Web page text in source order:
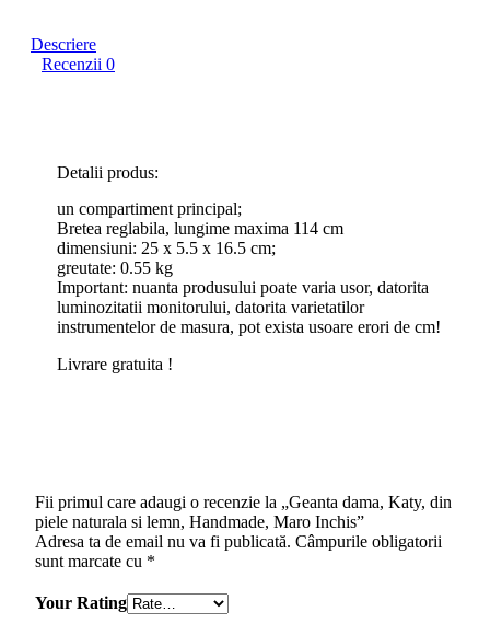
Descriere
Recenzii 0
Detalii produs:
un compartiment principal;
Bretea reglabila, lungime maxima 114 cm
dimensiuni: 25 x 5.5 x 16.5 cm;
greutate: 0.55 kg
Important: nuanta produsului poate varia usor, datorita
luminozitatii monitorului, datorita varietatilor
instrumentelor de masura, pot exista usoare erori de cm!
Livrare gratuita !
Fii primul care adaugi o recenzie la „Geanta dama, Katy, din
piele naturala si lemn, Handmade, Maro Inchis”
Adresa ta de email nu va fi publicată. Câmpurile obligatorii
sunt marcate cu *
Your Rating